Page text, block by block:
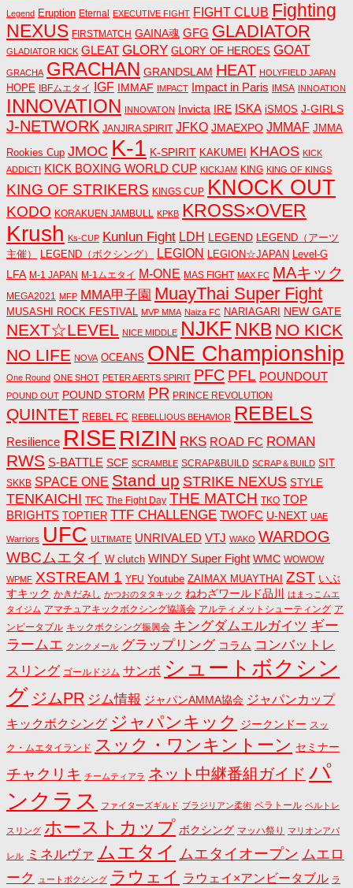
Legend Eruption Eternal EXECUTIVE FIGHT FIGHT CLUB Fighting
NEXUS FIRSTMATCH GAINA魂 GFG GLADIATOR
GLADIATOR KICK GLEAT GLORY GLORY OF HEROES GOAT
GRACHA GRACHAN GRANDSLAM HEAT HOLYFIELD JAPAN
HOPE IBFムエタイ IGF IMMAF IMPACT Impact in Paris IMSA INNOATION
INNOVATION INNOVATON Invicta IRE ISKA iSMOS J-GIRLS
J-NETWORK JANJIRA SPIRIT JFKO JMAEXPO JMMAF JMMA
Rookies Cup JMOC K-1 K-SPIRIT KAKUMEI KHAOS KICK
ADDICT! KICK BOXING WORLD CUP KICKJAM KING KING OF KINGS
KING OF STRIKERS KINGS CUP KNOCK OUT
KODO KORAKUEN JAMBULL KPKB KROSS×OVER
Krush Ks-CUP Kunlun Fight LDH LEGEND LEGEND（アーツ
主催）
LEGEND（ボクシング） LEGION LEGION☆JAPAN Level-G
LFA M-1 JAPAN M-1ムエタイ M-ONE MAS FIGHT MAX FC MAキック
MEGA2021 MFP MMA甲子園 MuayThai Super Fight
MUSASHI ROCK FESTIVAL MVP MMA Naiza FC NARIAGARI NEW GATE
NEXT☆LEVEL NICE MIDDLE NJKF NKB NO KICK
NO LIFE NOVA OCEANS ONE Championship
One Round ONE SHOT PETER AERTS SPIRIT PFC PFL POUNDOUT
POUND OUT POUND STORM PR PRINCE REVOLUTION
QUINTET REBEL FC REBELLIOUS BEHAVIOR REBELS
Resilience RISE RIZIN RKS ROAD FC ROMAN
RWS S-BATTLE SCF SCRAMBLE SCRAP&BUILD SCRAP＆BUILD SIT
SKKB SPACE ONE Stand up STRIKE NEXUS STYLE
TENKAICHI TFC The Fight Day THE MATCH TKO TOP
BRIGHTS TOPTIER TTF CHALLENGE TWOFC U-NEXT UAE
Warriors UFC ULTIMATE UNRIVALED VTJ WAKO WARDOG
WBCムエタイ W clutch WINDY Super Fight WMC WOWOW
WPMF XSTREAM 1 YFU Youtube ZAIMAX MUAYTHAI ZST いぶ
すキック かきだみし かつおのタタキック ねわざワールド品川
はまっこムエ
タイジム アマチュアキックボクシング協議会 アルティメットシューティング ア
ンビータブル キックボクシング振興会 キングダムエルガイツ ギー
ラームエ クンクメール グラップリング コラム コンバットレ
スリング ゴールドジム サンボ シュートボクシン
グ ジムPR ジム情報 ジャパンAMMA協会 ジャパンカップ
キックボクシング ジャパンキック ジークンドー スッ
ク・ムエタイランド スック・ワンキントーン セミナー
チャクリキ チームティアラ ネット中継番組ガイド パ
ンクラス
ファイターズギルド ブラジリアン柔術 ベラトール ベルトレ
スリング ホーストカップ ボクシング マッハ祭り マリオンアパ
レル ミネルヴァ ムエタイ ムエタイオープン ムエロ
ーク
ュートボクシング ラウェイ ラウェイ×アンビータブル ラ